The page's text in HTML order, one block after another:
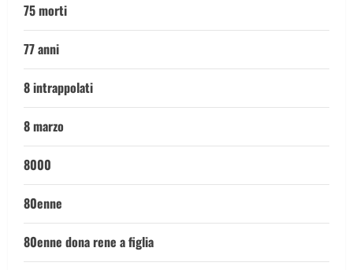
75 morti
77 anni
8 intrappolati
8 marzo
8000
80enne
80enne dona rene a figlia